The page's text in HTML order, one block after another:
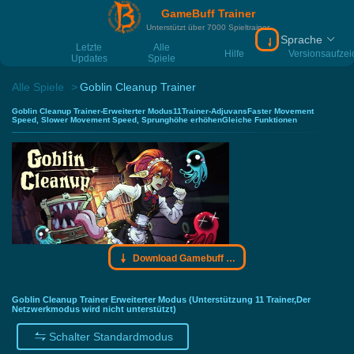
GameBuff Trainer
Unterstützt über 7000 Spieltrainer
Letzte
Updates
Alle
Spiele
Hilfe
Download
Sprache
Alle Spiele Goblin Cleanup Trainer
Goblin Cleanup Trainer-Erweiterter Modus11Trainer-AdjuvansFaster Movement
Speed, Slower Movement Speed, Sprunghöhe erhöhenGleiche Funktionen
Download Gamebuff Trainer
Goblin Cleanup Trainer Erweiterter Modus (Unterstützung 11 Trainer,Der
Netzwerkmodus wird nicht unterstützt)
Schalter Standardmodus